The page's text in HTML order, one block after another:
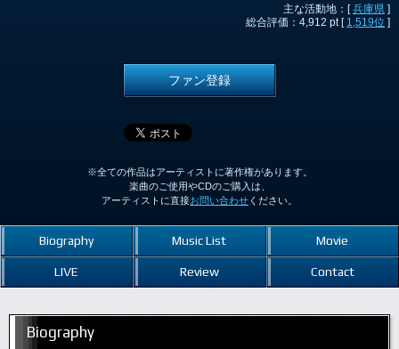
主な活動地：[兵庫県 ]
総合評価：4,912 pt [ 1,519位 ]
ファン登録
※全ての作品はアーティストに著作権があります。
楽曲のご使用やCDのご購入は、
アーティストに直接お問い合わせ ください。
Biography Music List Movie
LIVE Review Contact
Biography